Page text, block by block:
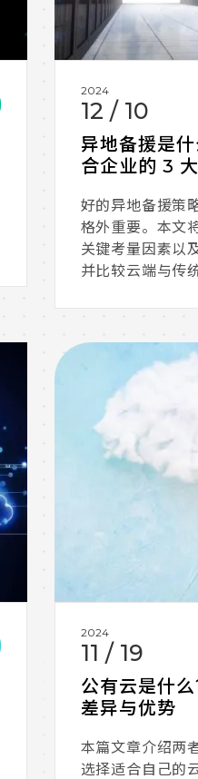
2024
12 /10
异地备援是
合企业的 3
好的异地备援策
格外重要。本文
关键考量因素以
并比较云端与传
2024
11 /19
公有云是什
差异与优势
本篇文章介绍两
选择适合自己的